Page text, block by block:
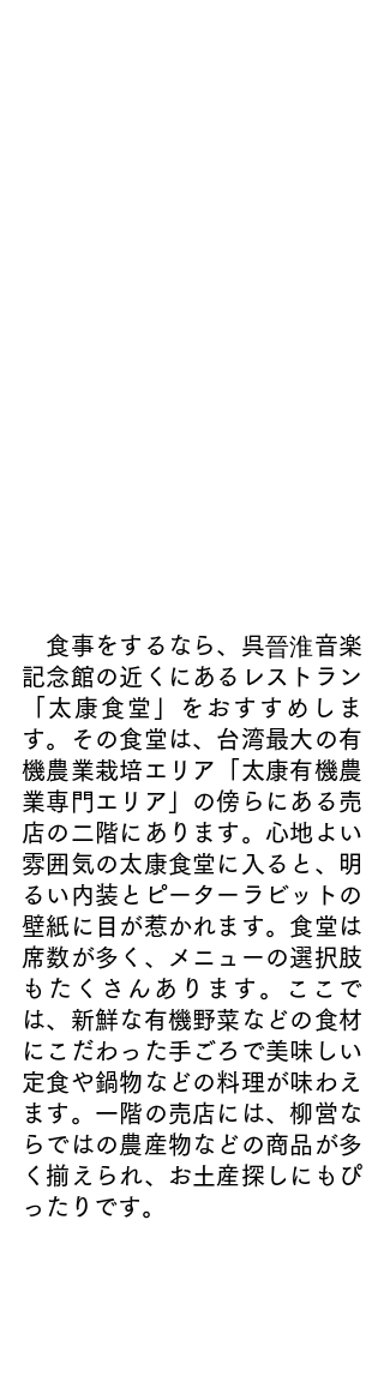
食事をするなら、呉晉淮音楽
記念館の近くにあるレストラン
「太康食堂」をおすすめしま
す。その食堂は、台湾最大の有
機農業栽培エリア「太康有機農
業専門エリア」の傍らにある売
店の二階にあります。心地よい
雰囲気の太康食堂に入ると、明
るい内装とピーターラビットの
壁紙に目が惹かれます。食堂は
席数が多く、メニューの選択肢
もたくさんあります。ここで
は、新鮮な有機野菜などの食材
にこだわった手ごろで美味しい
定食や鍋物などの料理が味わえ
ます。一階の売店には、柳営な
らではの農産物などの商品が多
く揃えられ、お土産探しにもぴ
ったりです。